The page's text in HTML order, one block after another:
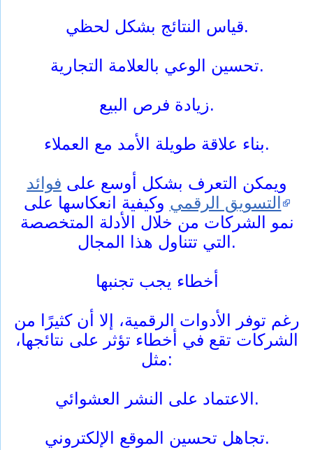
قياس النتائج بشكل لحظي.
تحسين الوعي بالعلامة التجارية.
زيادة فرص البيع.
بناء علاقة طويلة الأمد مع العملاء.
ويمكن التعرف بشكل أوسع على فوائد
التسويق الرقمي وكيفية انعكاسها على
نمو الشركات من خلال الأدلة المتخصصة
التي تتناول هذا المجال.
أخطاء يجب تجنبها
رغم توفر الأدوات الرقمية، إلا أن كثيرًا من
الشركات تقع في أخطاء تؤثر على نتائجها،
مثل:
الاعتماد على النشر العشوائي.
تجاهل تحسين الموقع الإلكتروني.